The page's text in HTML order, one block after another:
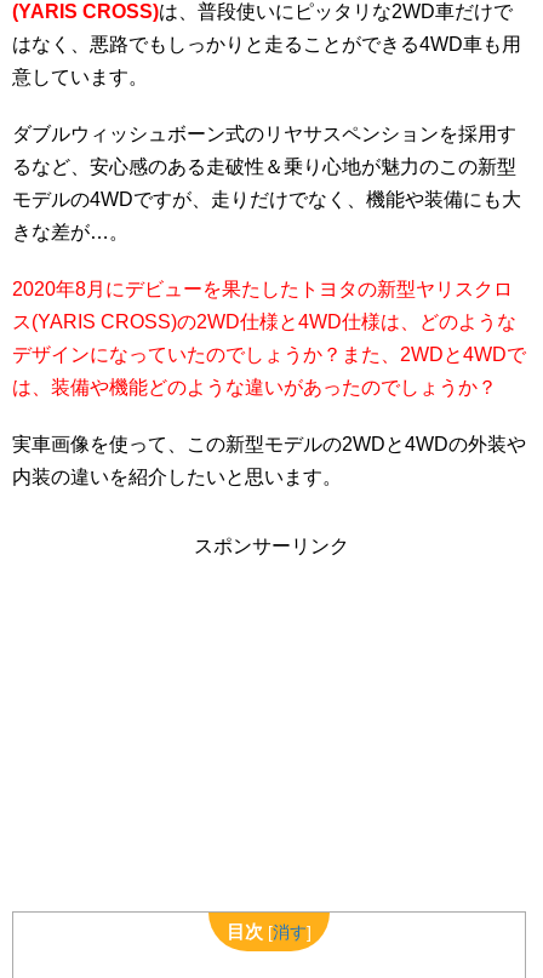
(YARIS CROSS)は、普段使いにピッタリな2WD車だけで
はなく、悪路でもしっかりと走ることができる4WD車も用
意しています。
ダブルウィッシュボーン式のリヤサスペンションを採用す
るなど、安心感のある走破性＆乗り心地が魅力のこの新型
モデルの4WDですが、走りだけでなく、機能や装備にも大
きな差が…。
2020年8月にデビューを果たしたトヨタの新型ヤリスクロ
ス(YARIS CROSS)の2WD仕様と4WD仕様は、どのような
デザインになっていたのでしょうか？また、2WDと4WDで
は、装備や機能どのような違いがあったのでしょうか？
実車画像を使って、この新型モデルの2WDと4WDの外装や
内装の違いを紹介したいと思います。
スポンサーリンク
目次 [消す]